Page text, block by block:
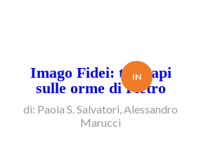
IN
OFFERTA!
Imago Fidei: tre Papi
sulle orme di Pietro
di: Paola S. Salvatori, Alessandro
Marucci